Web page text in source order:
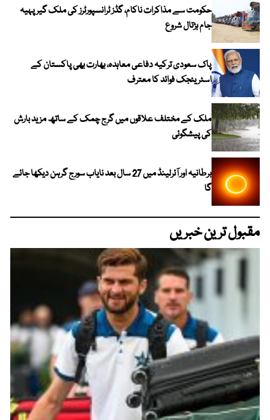
حکومت سے مذاکرات ناکام، گڈز ٹرانسپورٹرز کی ملک گیر پہیہ
جام ہڑتال شروع
پاک سعودی ترکیہ دفاعی معاہدہ، بھارت بھی پاکستان کے
اسٹریٹجک فوائد کا معترف
ملک کے مختلف علاقوں میں گرج چمک کے ساتھ مزید بارش
کی پیشگوئی
برطانیہ اور آئرلینڈ میں 27 سال بعد نایاب سورج گرہن دیکھا جائے
گا
مقبول ترین خبریں